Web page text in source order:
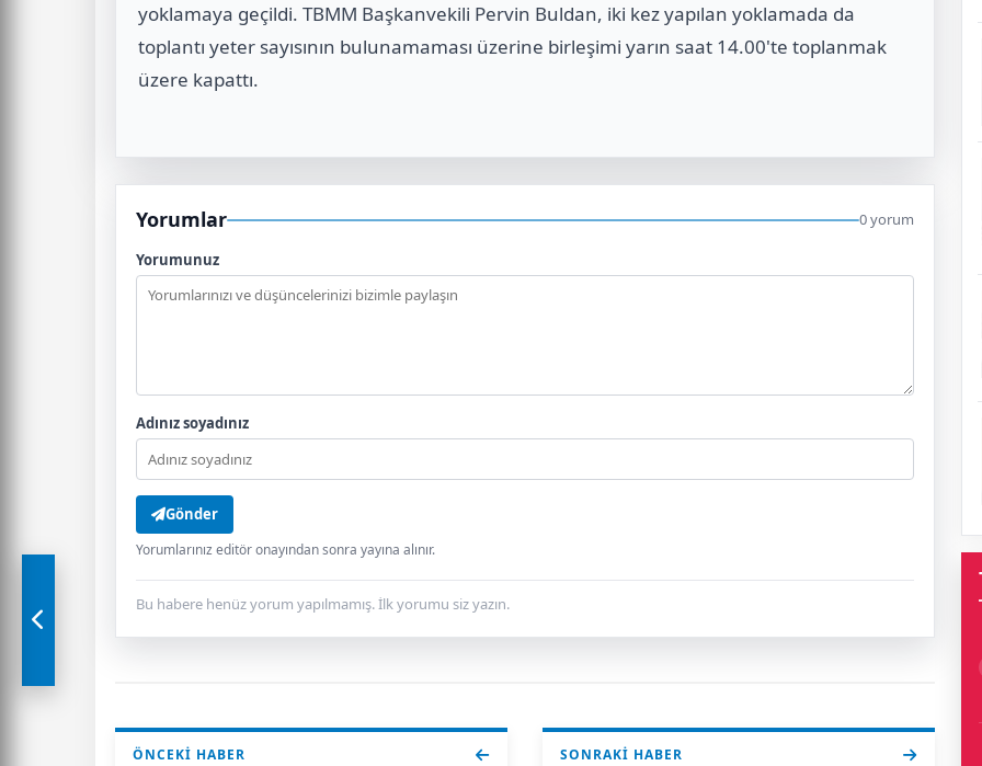
yoklamaya geçildi. TBMM Başkanvekili Pervin Buldan, iki kez yapılan yoklamada da
toplantı yeter sayısının bulunamaması üzerine birleşimi yarın saat 14.00'te toplanmak
üzere kapattı.
Yorumlar 0 yorum
Yorumunuz
Adınız soyadınız
Gönder
Yorumlarınız editör onayından sonra yayına alınır.
Bu habere henüz yorum yapılmamış. İlk yorumu siz yazın.
ÖNCEKI HABER SONRAKI HABER